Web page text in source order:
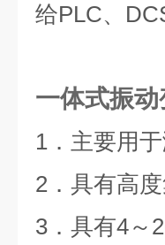
给PLC、
一体式振
1．主要用
2．具有高
3．具有4～